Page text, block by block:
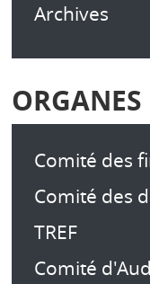
Archives
Comité des
Comité des
TREF
Comité